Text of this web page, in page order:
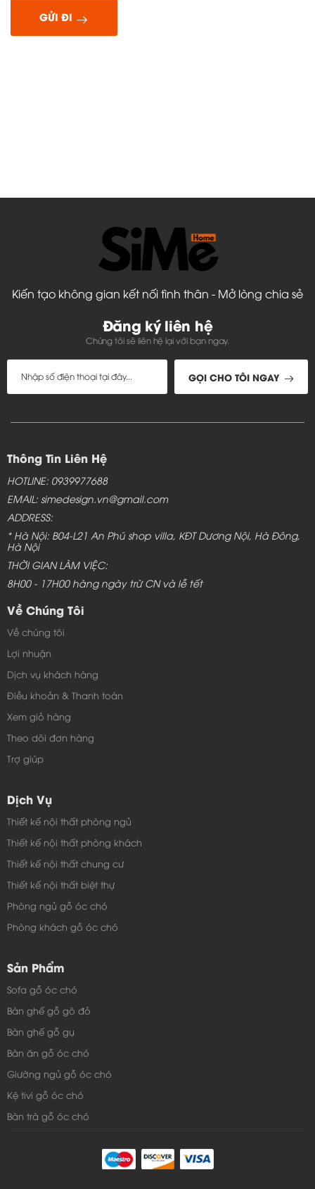
GỬI ĐI
Kiến tạo không gian kết nối tình thân - Mở lòng chia sẻ
Đăng ký liên hệ
Chúng tôi sẽ liên hệ lại với bạn ngay.
GỌI CHO TÔI NGAY
Thông Tin Liên Hệ
HOTLINE: 0939977688
EMAIL: simedesign.vn@gmail.com
ADDRESS:
* Hà Nội: B04-L21 An Phú shop villa, KĐT Dương Nội, Hà Đông,
Hà Nội
THỜI GIAN LÀM VIỆC:
8H00 - 17H00 hàng ngày trừ CN và lễ tết
Về Chúng Tôi
Về chúng tôi
Lợi nhuận
Dịch vụ khách hàng
Điều khoản & Thanh toán
Xem giỏ hàng
Theo dõi đơn hàng
Trợ giúp
Dịch Vụ
Thiết kế nội thất phòng ngủ
Thiết kế nội thất phòng khách
Thiết kế nội thất chung cư
Thiết kế nội thất biệt thự
Phòng ngủ gỗ óc chó
Phòng khách gỗ óc chó
Sản Phẩm
Sofa gỗ óc chó
Bàn ghế gỗ gõ đỏ
Bàn ghế gỗ gụ
Bàn ăn gỗ óc chó
Giường ngủ gỗ óc chó
Kệ tivi gỗ óc chó
Bàn trà gỗ óc chó